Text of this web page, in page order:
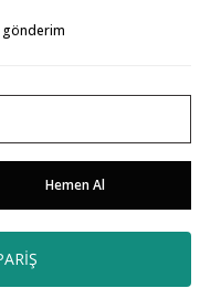
gönderim
Hemen Al